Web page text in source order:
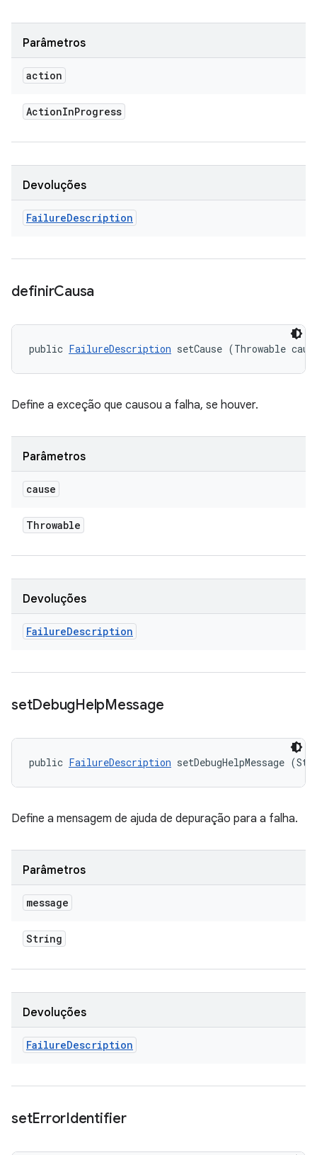
Parâmetros
action
ActionInProgress
Devoluções
FailureDescription
definirCausa
public FailureDescription setCause (Throwable
Define a exceção que causou a falha, se houver.
Parâmetros
cause
Throwable
Devoluções
FailureDescription
setDebugHelpMessage
public FailureDescription setDebugHelpMessage
Define a mensagem de ajuda de depuração para a falha.
Parâmetros
message
String
Devoluções
FailureDescription
setErrorIdentifier